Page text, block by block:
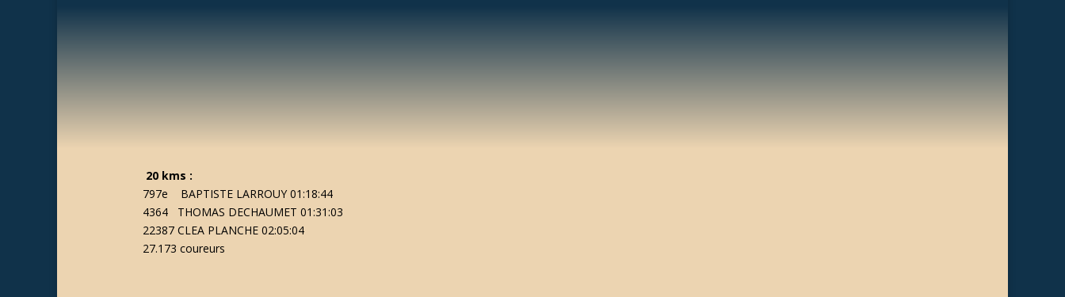
20 kms :
797e BAPTISTE LARROUY 01:18:44
4364 THOMAS DECHAUMET 01:31:03
22387 CLEA PLANCHE 02:05:04
27.173 coureurs